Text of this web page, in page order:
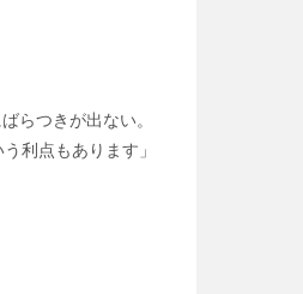
らつきが出ない。
利点もあります」